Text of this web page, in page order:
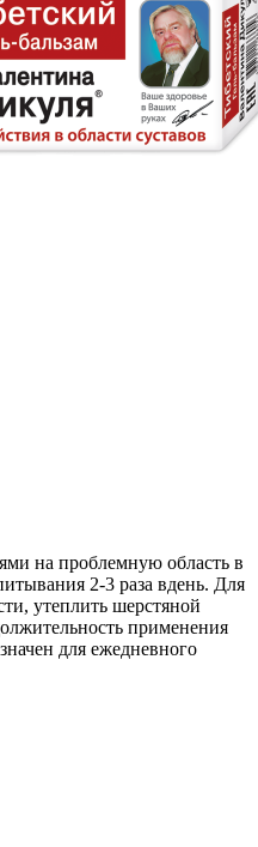
на проблемную область в
2-3 раза вдень. Для
утеплить шерстяной
применения
для ежедневного